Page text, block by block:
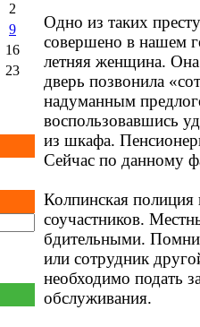
2
9
16
23
Одно из таких
совершено в нашем
летняя женщина. Она
дверь позвонила
надуманным
воспользовавшись
из шкафа.
Сейчас по данному
Колпинская
соучастников.
бдительными.
или сотрудник
необходимо подать
обслуживания.